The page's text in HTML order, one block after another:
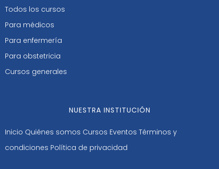
Todos los cursos
Para médicos
Para enfermería
Para obstetricia
Cursos generales
NUESTRA INSTITUCIÓN
Inicio Quiénes somos Cursos Eventos Términos y
condiciones Política de privacidad